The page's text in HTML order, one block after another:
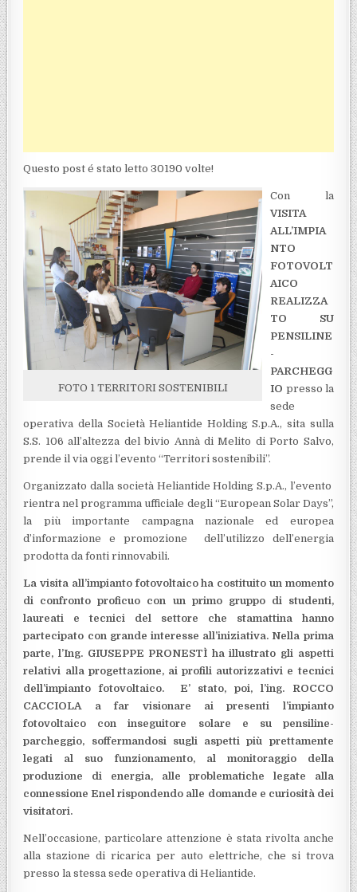
Questo post é stato letto 30190 volte!
FOTO 1 TERRITORI SOSTENIBILI
Con la
VISITA
ALL’IMPIA
NTO
FOTOVOLT
AICO
REALIZZA
TO SU
PENSILINE
-
PARCHEGG
IO presso la
sede
operativa della Società Heliantide Holding S.p.A., sita sulla
S.S. 106 all’altezza del bivio Annà di Melito di Porto Salvo,
prende il via oggi l’evento “Territori sostenibili”.
Organizzato dalla società Heliantide Holding S.p.A., l’evento
rientra nel programma ufficiale degli “European Solar Days”,
la più importante campagna nazionale ed europea
d’informazione e promozione dell’utilizzo dell’energia
prodotta da fonti rinnovabili.
La visita all’impianto fotovoltaico ha costituito un momento
di confronto proficuo con un primo gruppo di studenti,
laureati e tecnici del settore che stamattina hanno
partecipato con grande interesse all’iniziativa. Nella prima
parte, l’Ing. GIUSEPPE PRONESTÌ ha illustrato gli aspetti
relativi alla progettazione, ai profili autorizzativi e tecnici
dell’impianto fotovoltaico. E’ stato, poi, l’ing. ROCCO
CACCIOLA a far visionare ai presenti l’impianto
fotovoltaico con inseguitore solare e su pensiline-
parcheggio, soffermandosi sugli aspetti più prettamente
legati al suo funzionamento, al monitoraggio della
produzione di energia, alle problematiche legate alla
connessione Enel rispondendo alle domande e curiosità dei
visitatori.
Nell’occasione, particolare attenzione è stata rivolta anche
alla stazione di ricarica per auto elettriche, che si trova
presso la stessa sede operativa di Heliantide.